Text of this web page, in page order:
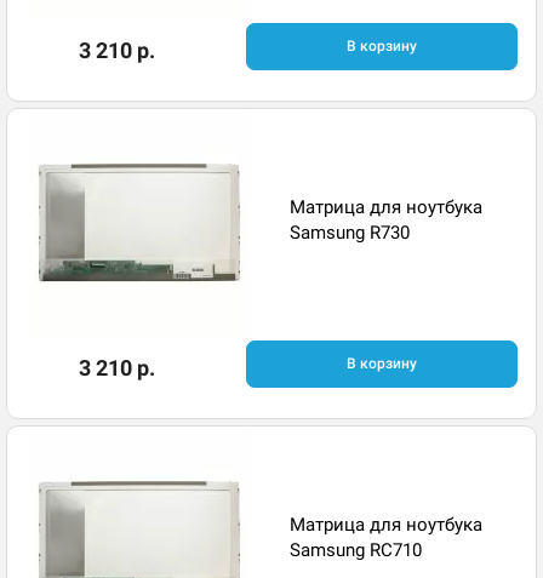
3 210 р. В корзину
Матрица для ноутбука
Samsung R730
3 210 р. В корзину
Матрица для ноутбука
Samsung RC710